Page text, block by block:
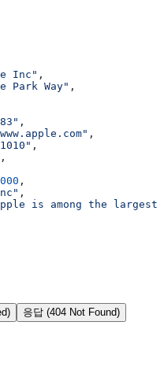
Inc" ,
Park Way" ,
,
,
,
,
,
,
is among the
응답 (404 Not Found)